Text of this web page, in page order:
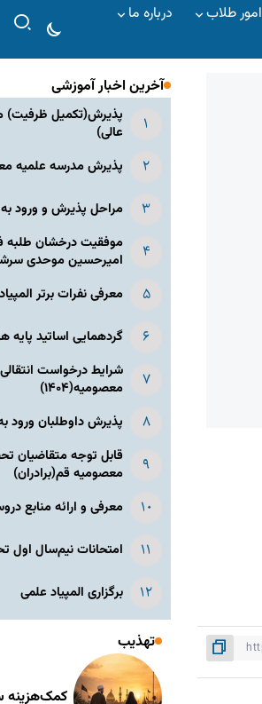
امور طلاب درباره ما
آخرین اخبار آموزشی
پذیرش(تکمیل
عالی)
پذیرش مدرسه علمیه
مراحل پذیرش و ورود
موفقیت درخشان طلبه
امیرحسین موحدی
معرفی نفرات برتر
گردهمایی اساتید پایه
شرایط درخواست
معصومیه(۱۴۰۴)
پذیرش داوطلبان ورود به
قابل توجه متقاضیان
معصومیه قم(برادران)
معرفی و ارائه منابع
امتحانات نیم‌سال اول تحصیلی
برگزاری المپیاد علمی
تهذیب
کمک‌هزینه